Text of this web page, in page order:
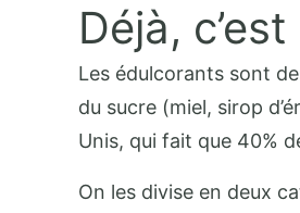
Déjà,
Les édulcorants sont
du sucre (miel, sirop
Unis, qui fait que 40%
On les divise en deux